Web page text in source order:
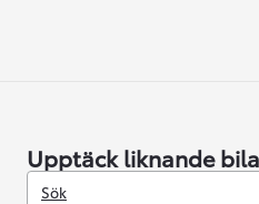
Upptäck liknande
Sök